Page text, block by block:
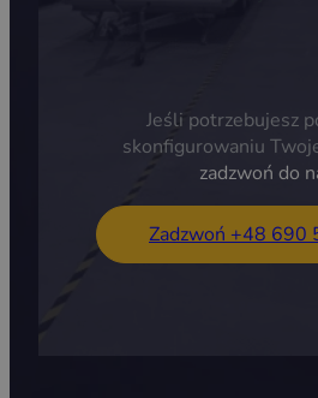
Jeśli potrzebujesz
skonfigurowaniu
zadzwoń do
Zadzwoń +48 690